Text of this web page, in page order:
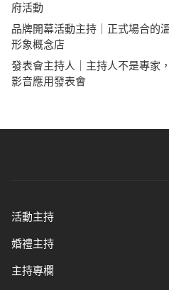
府活動
品牌開幕活動主持｜正式場合的
形象概念店
發表會主持人｜主持人不是專家
影音應用發表會
活動主持
婚禮主持
主持專欄